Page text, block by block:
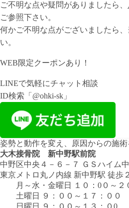
ご不明な点や疑問がありましたら、
ご参照下さい。
何かご不明な点がございましたら
い。
WEB限定クーポンあり！
LINEで気軽にチャット相談
ID検索「@ohki-sk」
姿勢と動作を変え、原因からの施術
大木接骨院 新中野駅前院
中野区中央４－６－７ ＧＳハイム
東京メトロ丸ノ内線 新中野駅 徒歩
月～水・金曜日
１０：0０ ～ ２
土曜日
９：００ ～ １７：００
日曜日
９：００ ～ １３：０0